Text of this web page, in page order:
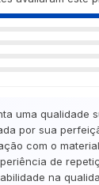
uma qualidade
por sua
com o
de
na